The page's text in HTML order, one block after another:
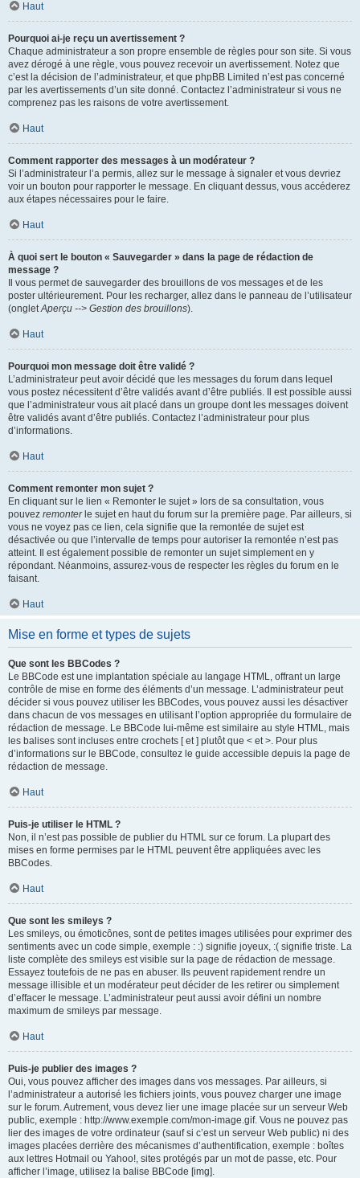
Haut
Pourquoi ai-je reçu un avertissement ?
Chaque administrateur a son propre ensemble de règles pour son site. Si vous
avez dérogé à une règle, vous pouvez recevoir un avertissement. Notez que
c’est la décision de l’administrateur, et que phpBB Limited n’est pas concerné
par les avertissements d’un site donné. Contactez l’administrateur si vous ne
comprenez pas les raisons de votre avertissement.
Haut
Comment rapporter des messages à un modérateur ?
Si l’administrateur l’a permis, allez sur le message à signaler et vous devriez
voir un bouton pour rapporter le message. En cliquant dessus, vous accéderez
aux étapes nécessaires pour le faire.
Haut
À quoi sert le bouton « Sauvegarder » dans la page de rédaction de
message ?
Il vous permet de sauvegarder des brouillons de vos messages et de les
poster ultérieurement. Pour les recharger, allez dans le panneau de l’utilisateur
(ongletAperçu --> Gestion des brouillons).
Haut
Pourquoi mon message doit être validé ?
L’administrateur peut avoir décidé que les messages du forum dans lequel
vous postez nécessitent d’être validés avant d’être publiés. Il est possible aussi
que l’administrateur vous ait placé dans un groupe dont les messages doivent
être validés avant d’être publiés. Contactez l’administrateur pour plus
d’informations.
Haut
Comment remonter mon sujet ?
En cliquant sur le lien « Remonter le sujet » lors de sa consultation, vous
pouvez remonterle sujet en haut du forum sur la première page. Par ailleurs, si
vous ne voyez pas ce lien, cela signifie que la remontée de sujet est
désactivée ou que l’intervalle de temps pour autoriser la remontée n’est pas
atteint. Il est également possible de remonter un sujet simplement en y
répondant. Néanmoins, assurez-vous de respecter les règles du forum en le
faisant.
Haut
Mise en forme et types de sujets
Que sont les BBCodes ?
Le BBCode est une implantation spéciale au langage HTML, offrant un large
contrôle de mise en forme des éléments d’un message. L’administrateur peut
décider si vous pouvez utiliser les BBCodes, vous pouvez aussi les désactiver
dans chacun de vos messages en utilisant l’option appropriée du formulaire de
rédaction de message. Le BBCode lui-même est similaire au style HTML, mais
les balises sont incluses entre crochets [ et ] plutôt que < et >. Pour plus
d’informations sur le BBCode, consultez le guide accessible depuis la page de
rédaction de message.
Haut
Puis-je utiliser le HTML ?
Non, il n’est pas possible de publier du HTML sur ce forum. La plupart des
mises en forme permises par le HTML peuvent être appliquées avec les
BBCodes.
Haut
Que sont les smileys ?
Les smileys, ou émoticônes, sont de petites images utilisées pour exprimer des
sentiments avec un code simple, exemple : :) signifie joyeux, :( signifie triste. La
liste complète des smileys est visible sur la page de rédaction de message.
Essayez toutefois de ne pas en abuser. Ils peuvent rapidement rendre un
message illisible et un modérateur peut décider de les retirer ou simplement
d’effacer le message. L’administrateur peut aussi avoir défini un nombre
maximum de smileys par message.
Haut
Puis-je publier des images ?
Oui, vous pouvez afficher des images dans vos messages. Par ailleurs, si
l’administrateur a autorisé les fichiers joints, vous pouvez charger une image
sur le forum. Autrement, vous devez lier une image placée sur un serveur Web
public, exemple : http://www.exemple.com/mon-image.gif. Vous ne pouvez pas
lier des images de votre ordinateur (sauf si c’est un serveur Web public) ni des
images placées derrière des mécanismes d’authentification, exemple : boîtes
aux lettres Hotmail ou Yahoo!, sites protégés par un mot de passe, etc. Pour
afficher l’image, utilisez la balise BBCode [img].